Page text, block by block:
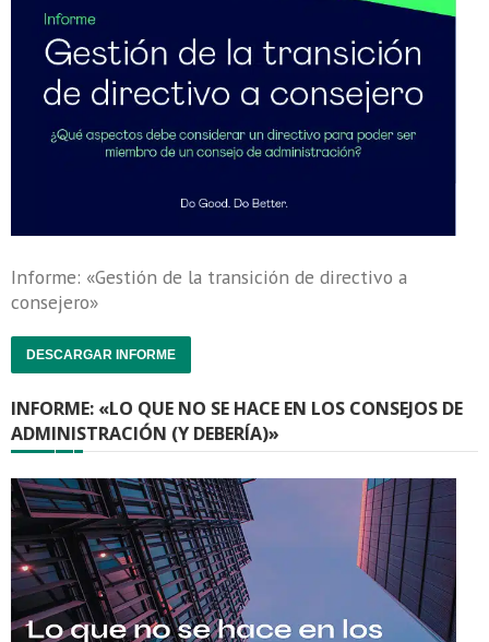
Informe: «Gestión de la transición de directivo a
consejero»
DESCARGAR INFORME
INFORME: «LO QUE NO SE HACE EN LOS CONSEJOS DE
ADMINISTRACIÓN (Y DEBERÍA)»